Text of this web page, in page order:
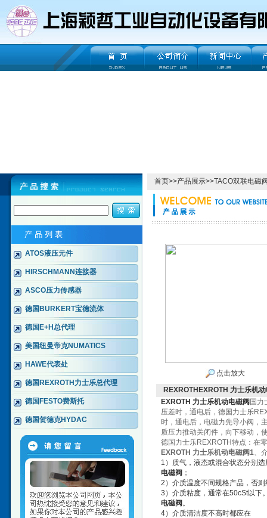
ATOS液压元件
HIRSCHMANN连接器
ASCO压力传感器
德国BURKERT宝德流体
德国E+H总代理
美国纽曼帝克NUMATICS
HAWE代表处
德国REXROTH力士乐总代理
德国FESTO费斯托
德国贺德克HYDAC
首页>>产品展示>>TACO双联电磁
点击放大
REXROTHEXROTH 力士乐机
EXROTH 力士乐机动电磁阀 国力
压差时，通电后，德国力士乐
时，通电后，电磁力先导小阀，
质压力推动关闭件，向下移动，
德国力士乐REXROTH特点：在
EXROTH 力士乐机动电磁阀1、
1）质气，液态或混合状态分别
电磁阀 ；
2）介质温度不同规格产品，否
3）介质粘度，通常在50cSt以下
电磁阀 。
4）介质清洁度不高时都应在